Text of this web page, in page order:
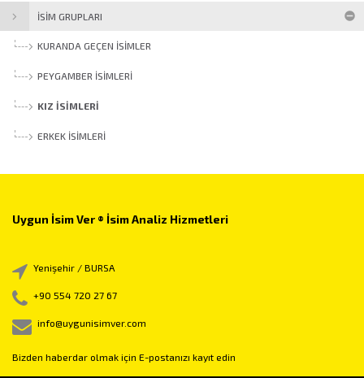
İSİM GRUPLARI
KURANDA GEÇEN İSIMLER
PEYGAMBER İSIMLERI
KIZ İSIMLERI
ERKEK İSIMLERI
Uygun İsim Ver ® İsim Analiz Hizmetleri
Yenişehir / BURSA
+90 554 720 27 67
info@uygunisimver.com
Bizden haberdar olmak için E-postanızı kayıt edin